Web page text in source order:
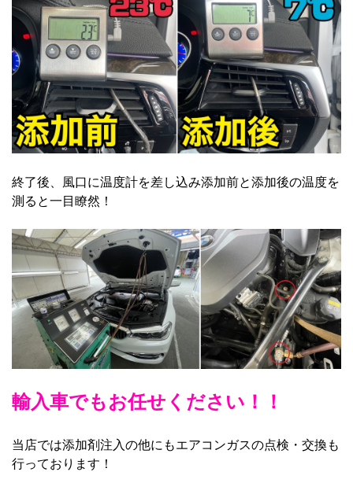
終了後、風口に温度計を差し込み添加前と添加後の温度を
測ると一目瞭然！
輸入車でもお任せください！！
当店では添加剤注入の他にもエアコンガスの点検・交換も
行っております！